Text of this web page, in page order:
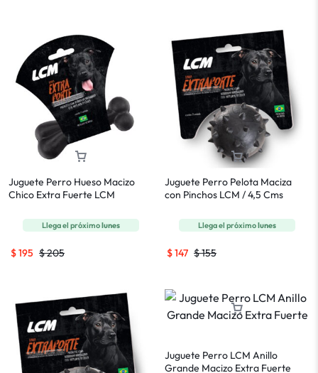
Juguete Perro Hueso Macizo
Chico Extra Fuerte LCM
Llega el próximolunes
$205
$195
Juguete Perro Pelota Maciza
con Pinchos LCM / 4,5 Cms
Llega el próximolunes
$155
$147
Juguete Perro LCM Anillo
Grande Macizo Extra Fuerte